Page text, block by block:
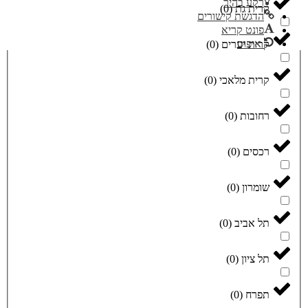
קרית גת(
0
)
קרית יערים (
0
)
קרית מלאכי (
0
)
רחובות (
0
)
רכסים (
0
)
שומרון (
0
)
תל אביב (
0
)
תל ציון (
0
)
תפרח (
0
)
רקע בהיר
הדגשת קישורים
פונט קריא
איפוס